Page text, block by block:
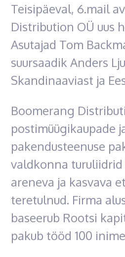
Teisipäeval, 6.mail
Distribution OÜ uus
Asutajad Tom
suursaadik Anders
Skandinaaviast ja
Boomerang
postimüügikaupade
pakendusteenuse
valdkonna turuliidrid
areneva ja kasvava
teretulnud. Firma
baseerub Rootsi
pakub tööd 100